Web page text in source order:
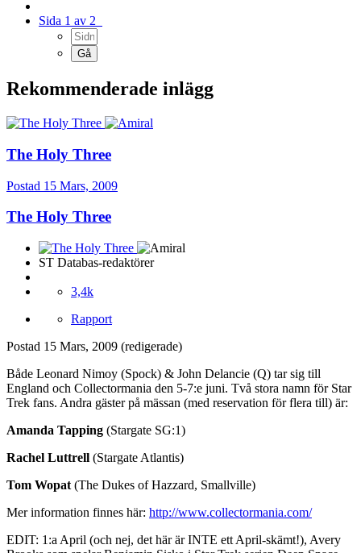
Sida 1 av 2
Rekommenderade inlägg
The Holy Three
Postad 15 Mars, 2009
The Holy Three
ST Databas-redaktörer
3,4k
Rapport
Postad 15 Mars, 2009 (redigerade)
Både Leonard Nimoy (Spock) & John Delancie (Q) tar sig till
England och Collectormania den 5-7:e juni. Två stora namn för Star
Trek fans. Andra gäster på mässan (med reservation för flera till) är:
Amanda Tapping (Stargate SG:1)
Rachel Luttrell (Stargate Atlantis)
Tom Wopat (The Dukes of Hazzard, Smallville)
Mer information finnes här: http://www.collectormania.com/
EDIT: 1:a April (och nej, det här är INTE ett April-skämt!), Avery